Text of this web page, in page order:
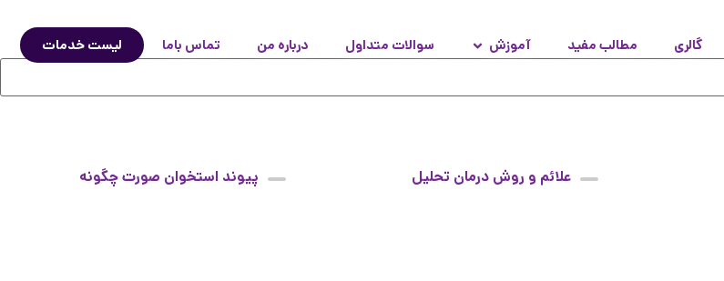
گالری مطالب مفید آموزش سوالات متداول درباره من تماس باما لیست خدمات
علائم و روش درمان تحلیل
پیوند استخوان صورت چگونه